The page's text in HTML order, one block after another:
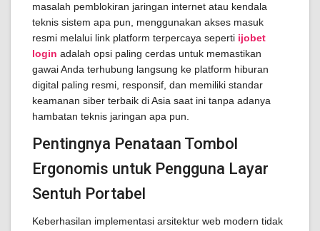
masalah pemblokiran jaringan internet atau kendala
teknis sistem apa pun, menggunakan akses masuk
resmi melalui link platform terpercaya seperti ijobet
login adalah opsi paling cerdas untuk memastikan
gawai Anda terhubung langsung ke platform hiburan
digital paling resmi, responsif, dan memiliki standar
keamanan siber terbaik di Asia saat ini tanpa adanya
hambatan teknis jaringan apa pun.
Pentingnya Penataan Tombol
Ergonomis untuk Pengguna Layar
Sentuh Portabel
Keberhasilan implementasi arsitektur web modern tidak